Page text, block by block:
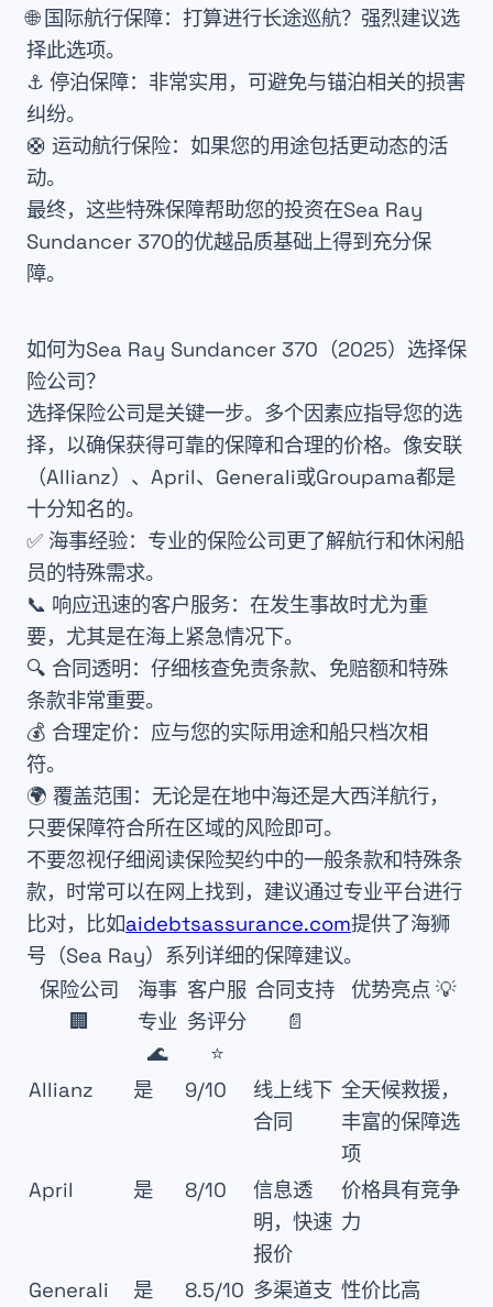
🌐 国际航行保障：打算进行长途巡航？强烈建议选
择此选项。
⚓ 停泊保障：非常实用，可避免与锚泊相关的损害
纠纷。
🛟 运动航行保险：如果您的用途包括更动态的活
动。
最终，这些特殊保障帮助您的投资在Sea Ray
Sundancer 370的优越品质基础上得到充分保
障。
如何为Sea Ray Sundancer 370（2025）选择保
险公司？
选择保险公司是关键一步。多个因素应指导您的选
择，以确保获得可靠的保障和合理的价格。像安联
（Allianz）、April、Generali或Groupama都是
十分知名的。
✅ 海事经验：专业的保险公司更了解航行和休闲船
员的特殊需求。
📞 响应迅速的客户服务：在发生事故时尤为重
要，尤其是在海上紧急情况下。
🔍 合同透明 ：仔细核查免责条款、免赔额和特殊
条款非常重要。
💰 合理定价：应与您的实际用途和船只档次相
符。
🌍 覆盖范围 ：无论是在地中海还是大西洋航行，
只要保障符合所在区域的风险即可。
不要忽视仔细阅读保险契约中的一般条款和特殊条
款，时常可以在网上找到，建议通过专业平台进行
比对，比如aidebtsassurance.com提供了海狮
号（Sea Ray）系列详细的保障建议。
保险公司
🏢
海事
专业
🌊
客户服
务评分
⭐
合同支持
📄
优势亮点 💡
Allianz 是 9/10
线上线下
合同
全天候救援，
丰富的保障选
项
April
是 8/10
信息透
明，快速
报价
价格具有竞争
力
Generali 是 8.5/10 多渠道支 性价比高